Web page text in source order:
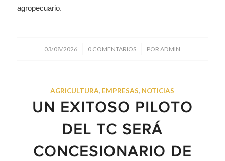
agropecuario.
03/08/2026
/ 0 COMENTARIOS
/ PORADMIN
AGRICULTURA, EMPRESAS, NOTICIAS
UN EXITOSO PILOTO
DEL TC SERÁ
CONCESIONARIO DE